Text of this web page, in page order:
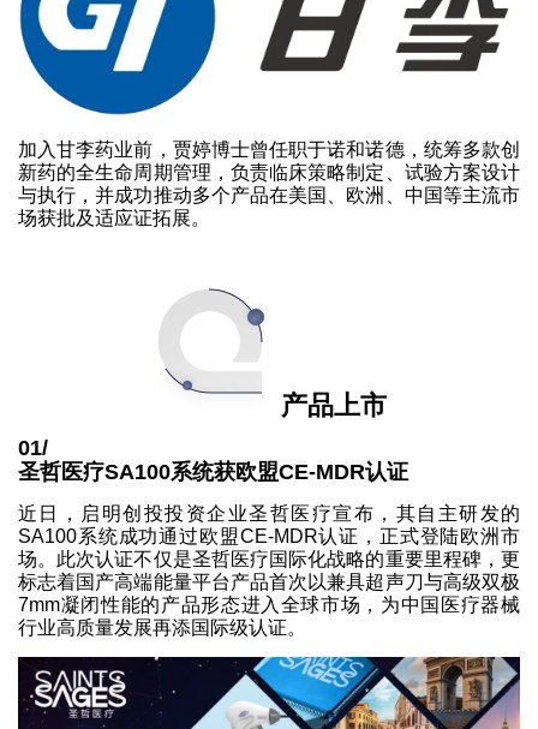
加入甘李药业前，贾婷博士曾任职于诺和诺德，统筹多款创
新药的全生命周期管理，负责临床策略制定、试验方案设计
与执行，并成功推动多个产品在美国、欧洲、中国等主流市
场获批及适应证拓展。
产品上市
01/
圣哲医疗SA100系统获欧盟CE-MDR认证
近日，启明创投投资企业圣哲医疗宣布，其自主研发的
SA100系统成功通过欧盟CE-MDR认证，正式登陆欧洲市
场。此次认证不仅是圣哲医疗国际化战略的重要里程碑，更
标志着国产高端能量平台产品首次以兼具超声刀与高级双极
7mm凝闭性能的产品形态进入全球市场，为中国医疗器械
行业高质量发展再添国际级认证。